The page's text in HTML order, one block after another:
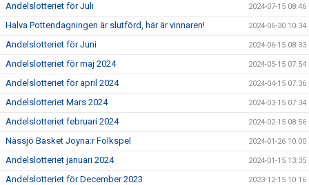
Andelslotteriet för Juli 2024-07-15 08:46
Halva Pottendagningen är slutförd, här är vinnaren! 2024-06-30 10:34
Andelslotteriet för Juni 2024-06-15 08:33
Andelslotteriet för maj 2024 2024-05-15 07:54
Andelslotteriet för april 2024 2024-04-15 07:36
Andelslotteriet Mars 2024 2024-03-15 07:34
Andelslotteriet februari 2024 2024-02-15 08:56
Nässjö Basket Joyna:r Folkspel 2024-01-26 10:00
Andelslotteriet januari 2024 2024-01-15 13:35
Andelslotteriet för December 2023 2023-12-15 10:16